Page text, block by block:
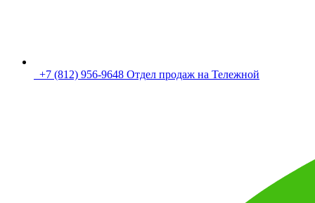
+7 (812) 956-9648 Отдел продаж на Тележной